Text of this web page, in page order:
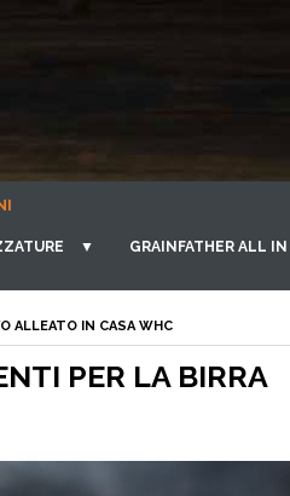
▼ GRAINFATHER ALL
ALLEATO IN CASA WHC
PER LA BIRRA